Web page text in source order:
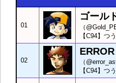
01
ゴール
（
【C94】つ
02
ERROR
（
【C94】つ